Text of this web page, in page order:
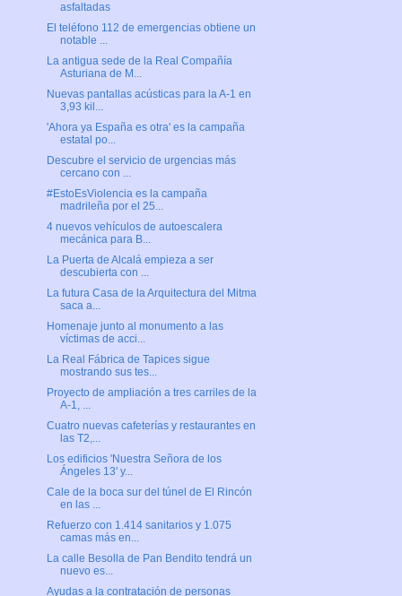
asfaltadas
El teléfono 112 de emergencias obtiene un
notable ...
La antigua sede de la Real Compañía
Asturiana de M...
Nuevas pantallas acústicas para la A-1 en
3,93 kil...
'Ahora ya España es otra' es la campaña
estatal po...
Descubre el servicio de urgencias más
cercano con ...
#EstoEsViolencia es la campaña
madrileña por el 25...
4 nuevos vehículos de autoescalera
mecánica para B...
La Puerta de Alcalá empieza a ser
descubierta con ...
La futura Casa de la Arquitectura del Mitma
saca a...
Homenaje junto al monumento a las
víctimas de acci...
La Real Fábrica de Tapices sigue
mostrando sus tes...
Proyecto de ampliación a tres carriles de la
A-1, ...
Cuatro nuevas cafeterías y restaurantes en
las T2,...
Los edificios 'Nuestra Señora de los
Ángeles 13' y...
Cale de la boca sur del túnel de El Rincón
en las ...
Refuerzo con 1.414 sanitarios y 1.075
camas más en...
La calle Besolla de Pan Bendito tendrá un
nuevo es...
Ayudas a la contratación de personas